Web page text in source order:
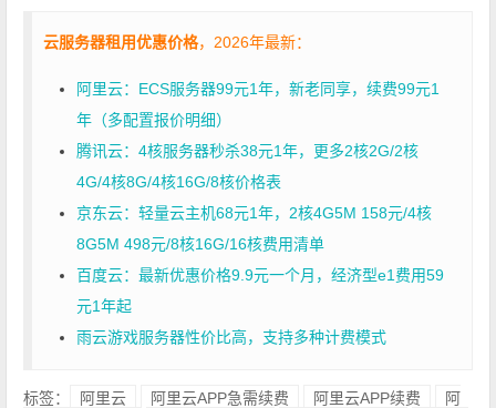
云服务器租用优惠价格，2026年最新：
阿里云：ECS服务器99元1年，新老同享，续费99元1
年（多配置报价明细）
腾讯云：4核服务器秒杀38元1年，更多2核2G/2核
4G/4核8G/4核16G/8核价格表
京东云：轻量云主机68元1年，2核4G5M 158元/4核
8G5M 498元/8核16G/16核费用清单
百度云：最新优惠价格9.9元一个月，经济型e1费用59
元1年起
雨云游戏服务器性价比高，支持多种计费模式
标签： 阿里云 阿里云APP急需续费 阿里云APP续费
阿